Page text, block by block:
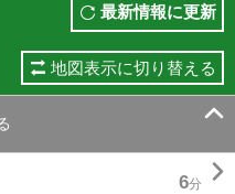
最新情報に更新
地図表示に切り替える

6分 